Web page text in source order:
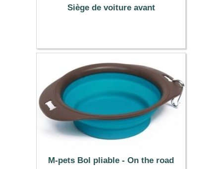
Siège de voiture avant
42.99 €
M-pets Bol pliable - On the road